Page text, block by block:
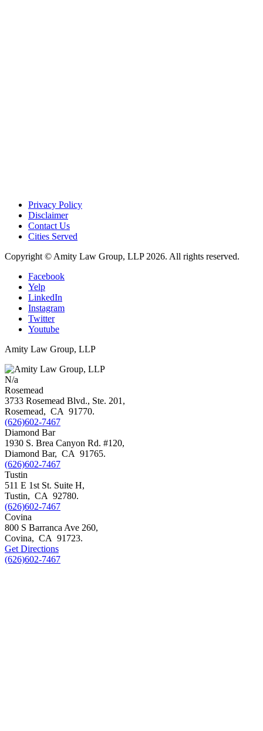
Privacy Policy
Disclaimer
Contact Us
Cities Served
Copyright © Amity Law Group, LLP 2026. All rights reserved.
Facebook
Yelp
LinkedIn
Instagram
Twitter
Youtube
Amity Law Group, LLP
N/a
Rosemead
3733 Rosemead Blvd., Ste. 201,
Rosemead, CA 91770.
(626)602-7467
Diamond Bar
1930 S. Brea Canyon Rd. #120,
Diamond Bar, CA 91765.
(626)602-7467
Tustin
511 E 1st St. Suite H,
Tustin, CA 92780.
(626)602-7467
Covina
800 S Barranca Ave 260,
Covina, CA 91723.
Get Directions
(626)602-7467